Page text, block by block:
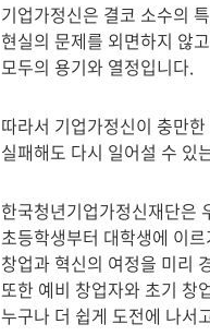
기업가정신은 결코 소수의
현실의 문제를 외면하지 않
모두의 용기와 열정입니다.
따라서 기업가정신이 충만
실패해도 다시 일어설 수 있
한국청년기업가정신재단은
초등학생부터 대학생에 이
창업과 혁신의 여정을 미리
또한 예비 창업자와 초기 창
누구나 더 쉽게 도전에 나서